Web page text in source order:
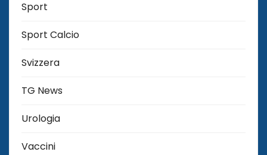
Sport
Sport Calcio
Svizzera
TG News
Urologia
Vaccini